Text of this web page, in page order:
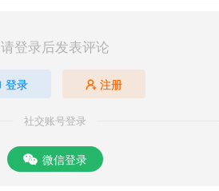
请登录后发表评论
登录 注册
社交账号登录
微信登录